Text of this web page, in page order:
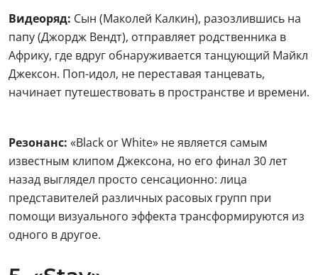
Видеоряд: Сын (Маколей Калкин), разозлившись на
папу (Джордж Вендт), отправляет родственника в
Африку, где вдруг обнаруживается танцующий Майкл
Джексон. Поп-идол, не переставая танцевать,
начинает путешествовать в пространстве и времени.
Резонанс: «Black or White» не является самым
известным клипом Джексона, но его финал 30 лет
назад выглядел просто сенсационно: лица
представителей различных расовых групп при
помощи визуального эффекта трансформируются из
одного в другое.